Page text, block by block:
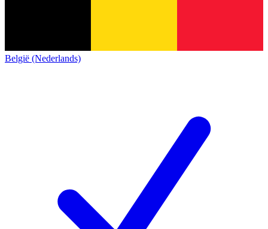
België (Nederlands)